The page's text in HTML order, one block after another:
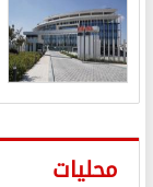
محليات